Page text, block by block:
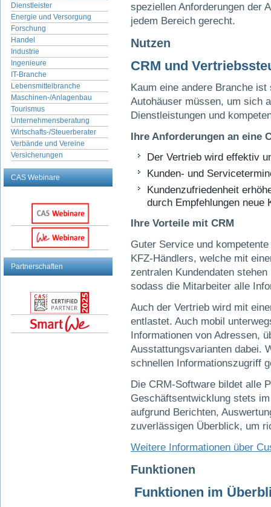
Dienstleister
Energie und Versorgung
Forschung
Handel
Industrie
Ingenieure
IT-Branche
Lebensmittelbranche
Maschinen-/Anlagenbau
Tourismus
Unternehmensberatung
Wirtschafts-/Steuerberater
Verbände und Vereine
Versicherungen
CAS Webinare
Partnerschaften
speziellen Anforderungen der
jedem Bereich gerecht.
Nutzen
CRM und
Kaum eine andere Branche
Autohäuser müssen, um sich
Dienstleistungen und
Ihre Anforderungen an eine
Der Vertrieb wird effektiv
Kunden- und
Kundenzufriedenheit
durch Empfehlungen neue
Ihre Vorteile mit CRM
Guter Service und
KFZ-Händlers, welche mit
zentralen Kundendaten
sodass die Mitarbeiter alle
Auch der Vertrieb wird mit
entlastet. Auch mobil
Informationen von Adressen,
Ausstattungsvarianten dabei.
schnellen Informationszugriff
Die CRM-Software bildet alle
Geschäftsentwicklung stets
aufgrund Berichten,
zuverlässigen Überblick, um
Weitere Informationen über
Funktionen
Funktionen im